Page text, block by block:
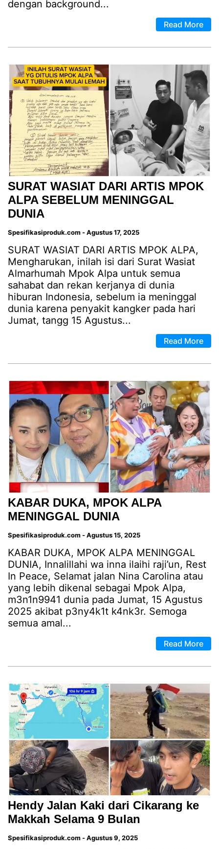
dengan background...
Read More
SURAT WASIAT DARI ARTIS MPOK
ALPA SEBELUM MENINGGAL
DUNIA
Spesifikasiproduk.com -Agustus 17, 2025
SURAT WASIAT DARI ARTIS MPOK ALPA,
Mengharukan, inilah isi dari Surat Wasiat
Almarhumah Mpok Alpa untuk semua
sahabat dan rekan kerjanya di dunia
hiburan Indonesia, sebelum ia meninggal
dunia karena penyakit kangker pada hari
Jumat, tangg 15 Agustus...
Read More
KABAR DUKA, MPOK ALPA
MENINGGAL DUNIA
Spesifikasiproduk.com -Agustus 15, 2025
KABAR DUKA, MPOK ALPA MENINGGAL
DUNIA, Innalillahi wa inna ilaihi raji’un, Rest
In Peace, Selamat jalan Nina Carolina atau
yang lebih dikenal sebagai Mpok Alpa,
m3n1n9941 dunia pada Jumat, 15 Agustus
2025 akibat p3ny4k1t k4nk3r. Semoga
semua amal...
Read More
Hendy Jalan Kaki dari Cikarang ke
Makkah Selama 9 Bulan
Spesifikasiproduk.com -Agustus 9, 2025